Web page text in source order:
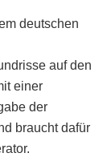
deutschen
auf den
einer
der
braucht dafür